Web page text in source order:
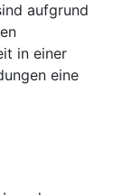
aufgrund
in einer
eine